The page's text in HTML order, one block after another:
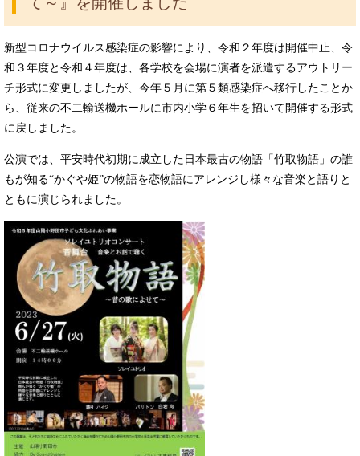
新型コロナウイルス感染症の影響により、令和２年度は開催中止、令
和３年度と令和４年度は、各学校を会場に演者を派遣するアウトリー
チ形式に変更しましたが、今年５月に第５類感染症へ移行したことか
ら、従来の不二輸送機ホールに市内小学６年生を招いて開催する形式
に戻しました。
公演では、平安時代初期に成立した日本最古の物語「竹取物語」の誰
もが知る“かぐや姫”の物語を恋物語にアレンジし様々な音楽と語りと
ともに演じられました。